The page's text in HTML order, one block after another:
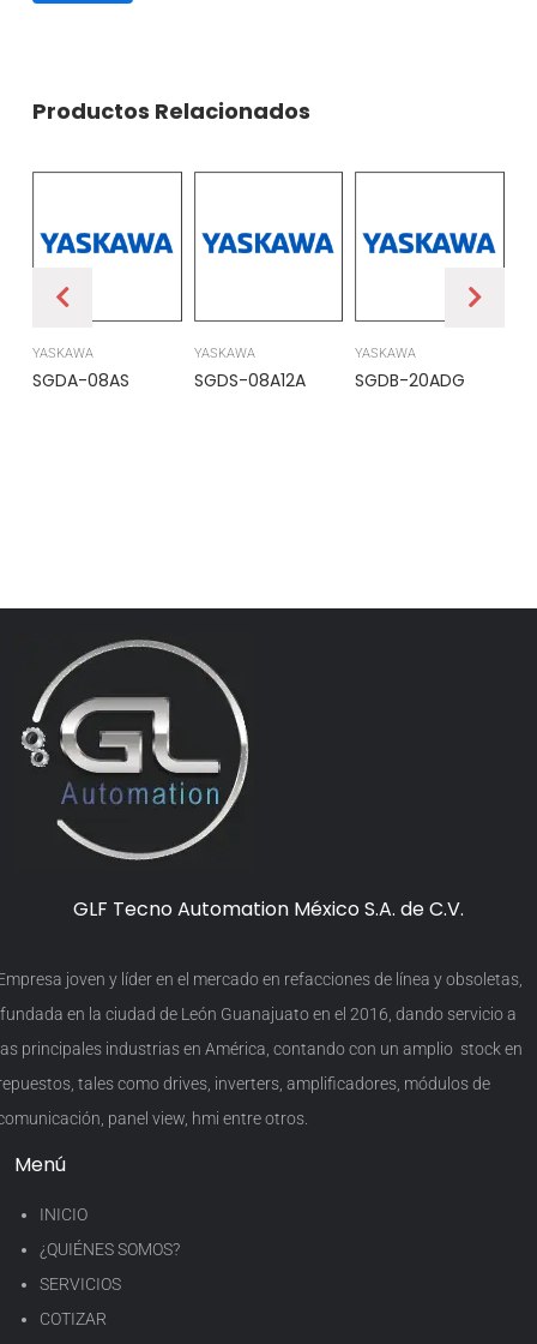
Productos Relacionados
YASKAWA
SGDA-08AS
YASKAWA
SGDS-08A12A
YASKAWA
SGDB-20ADG
GLF Tecno Automation México S.A. de C.V.
joven y líder en el mercado en refacciones de línea y obsoletas,
en la ciudad de León Guanajuato en el 2016, dando servicio a
principales industrias en América, contando con un amplio stock en
tales como drives, inverters, amplificadores, módulos de
panel view, hmi entre otros.
Menú
INICIO
¿QUIÉNES SOMOS?
SERVICIOS
COTIZAR